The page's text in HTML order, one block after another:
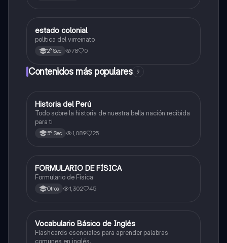
Desarrollo Personal, Ciudadanía y Cívica
estado colonial
política del virreinato
2° Sec 78 0
Contenidos más populares 9
Ciencias Sociales
Historia del Perú
Todo sobre la historia de nuestra bella nación recibida
para ti
5° Sec 1,089 25
Física
FORMULARIO DE FÍSICA
Formulario de Física
Otros 1,302 45
VInglés
Vocabulario Básico de Inglés
Flashcards esenciales para aprender palabras
comunes en inglés.